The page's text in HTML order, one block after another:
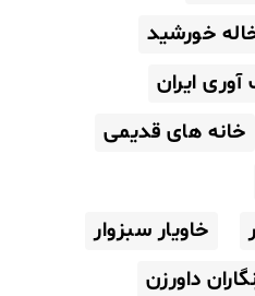
خورشید
ایران
خانه های قدیمی
خاویار سبزوار
داورزن